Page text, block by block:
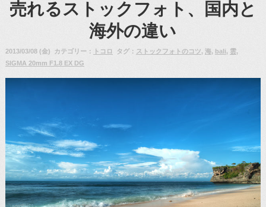
売れるストックフォト、国内と
海外の違い
2013/03/08 (金) カテゴリー： トコロ タグ： ストックフォトのコツ, 海, bali, 雲,
SIGMA 20mm F1.8 EX DG